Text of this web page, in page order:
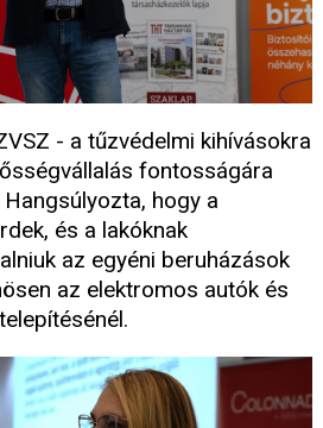
- a tűzvédelmi kihívásokra
fontosságára
hogy a
és a lakóknak
az egyéni beruházások
az elektromos autók és